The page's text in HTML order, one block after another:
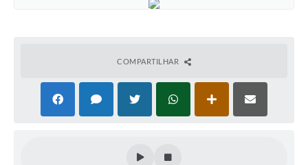
PROCON
COMPARTILHAR